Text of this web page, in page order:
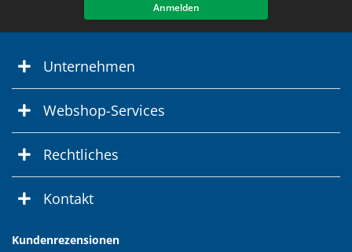
Anmelden
Unternehmen
Webshop-Services
Rechtliches
Kontakt
Kundenrezensionen